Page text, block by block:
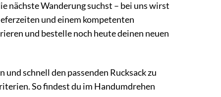
nächste Wanderung suchst – bei uns wirst
und einem kompetenten
und bestelle noch heute deinen neuen
schnell den passenden Rucksack zu
So findest du im Handumdrehen